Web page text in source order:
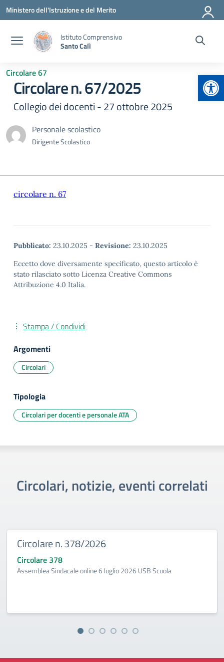
Vai ai contenuti
Vai al menu di navigazione
Vai al footer
Ministero dell'Istruzione e del Merito
Istituto Comprensivo
Santo Calì
Circolare 67
Circolare n. 67/2025
Collegio dei docenti - 27 ottobre 2025
Personale scolastico
Dirigente Scolastico
circolare n. 67
Pubblicato: 23.10.2025 - Revisione: 23.10.2025
Eccetto dove diversamente specificato, questo articolo è
stato rilasciato sotto Licenza Creative Commons
Attribuzione 4.0 Italia.
Stampa / Condividi
Argomenti
Circolari
Tipologia
Circolari per docenti e personale ATA
Circolari, notizie, eventi correlati
Circolare n. 378/2026
Circolare 378
Assemblea Sindacale online 6 luglio 2026 USB Scuola